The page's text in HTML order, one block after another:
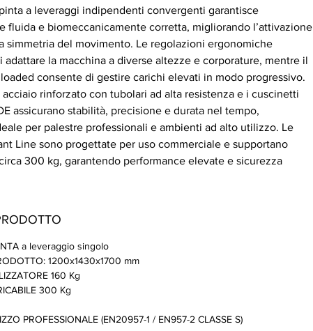
a leveraggi indipendenti convergenti garantisce
fluida e biomeccanicamente corretta, migliorando l’attivazione
simmetria del movimento. Le regolazioni ergonomiche
adattare la macchina a diverse altezze e corporature, mentre il
consente di gestire carichi elevati in modo progressivo.
acciaio rinforzato con tubolari ad alta resistenza e i cuscinetti
assicurano stabilità, precisione e durata nel tempo,
per palestre professionali e ambienti ad alto utilizzo. Le
Line sono progettate per uso commerciale e supportano
300 kg, garantendo performance elevate e sicurezza
a leveraggio singolo
1200x1430x1700 mm
160 Kg
300 Kg
PROFESSIONALE (EN20957-1 / EN957-2 CLASSE S)